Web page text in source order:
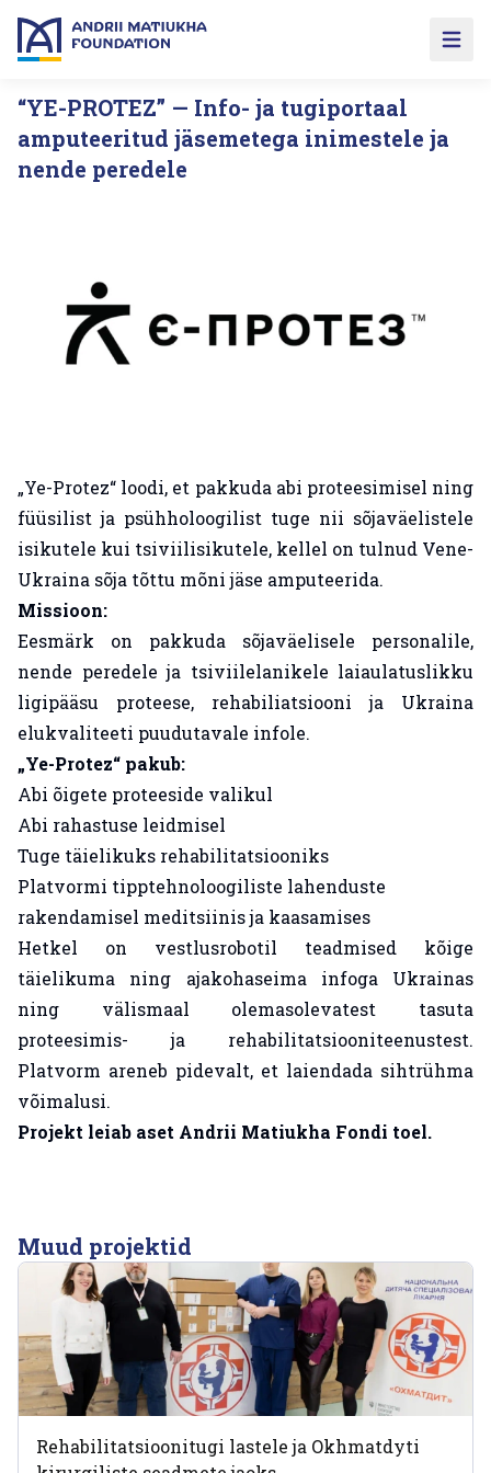
Open
“YE-PROTEZ” — Info- ja tugiportaal
amputeeritud jäsemetega inimestele ja
nende peredele
„Ye-Protez“ loodi, et pakkuda abi proteesimisel ning
füüsilist ja psühholoogilist tuge nii sõjaväelistele
isikutele kui tsiviilisikutele, kellel on tulnud Vene-
Ukraina sõja tõttu mõni jäse amputeerida.
Missioon:
Eesmärk on pakkuda sõjaväelisele personalile,
nende peredele ja tsiviilelanikele laiaulatuslikku
ligipääsu proteese, rehabiliatsiooni ja Ukraina
elukvaliteeti puudutavale infole.
„Ye-Protez“ pakub:
Abi õigete proteeside valikul
Abi rahastuse leidmisel
Tuge täielikuks rehabilitatsiooniks
Platvormi tipptehnoloogiliste lahenduste
rakendamisel meditsiinis ja kaasamises
Hetkel on vestlusrobotil teadmised kõige
täielikuma ning ajakohaseima infoga Ukrainas
ning välismaal olemasolevatest tasuta
proteesimis- ja rehabilitatsiooniteenustest.
Platvorm areneb pidevalt, et laiendada sihtrühma
võimalusi.
Projekt leiab aset Andrii Matiukha Fondi toel.
Muud projektid
Rehabilitatsioonitugi lastele ja Okhmatdyti